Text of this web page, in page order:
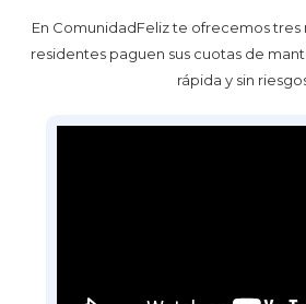
En ComunidadFeliz te ofrecemos
residentes paguen sus cuotas de
rápida y sin